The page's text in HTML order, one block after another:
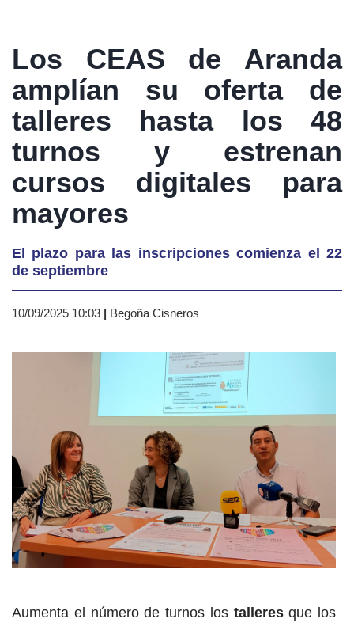
Los CEAS de Aranda
amplían su oferta de
talleres hasta los 48
turnos y estrenan
cursos digitales para
mayores
El plazo para las inscripciones comienza el 22
de septiembre
10/09/2025 10:03 | Begoña Cisneros
Aumenta el número de turnos lostalleresque los